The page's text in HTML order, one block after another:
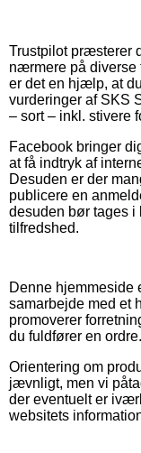
Trustpilot præsterer
nærmere på diverse
er det en hjælp, at
vurderinger af SKS
– sort – inkl. stivere
Facebook bringer
at få indtryk af
Desuden er der
publicere en
desuden bør tages i
tilfredshed.
Denne hjemmeside
samarbejde med et
promoverer
du fuldfører en ordre.
Orientering om
jævnligt, men vi
der eventuelt er
websitets